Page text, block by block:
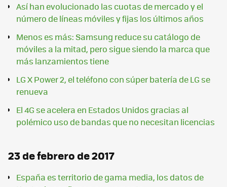
Así han evolucionado las cuotas de mercado y el
número de líneas móviles y fijas los últimos años
Menos es más: Samsung reduce su catálogo de
móviles a la mitad, pero sigue siendo la marca que
más lanzamientos tiene
LG X Power 2, el teléfono con súper batería de LG se
renueva
El 4G se acelera en Estados Unidos gracias al
polémico uso de bandas que no necesitan licencias
23 de febrero de 2017
España es territorio de gama media, los datos de